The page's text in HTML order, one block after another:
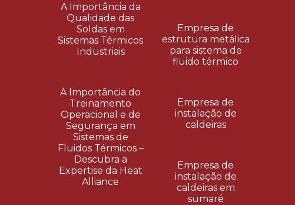
A Importância da
Qualidade das
Soldas em
Sistemas Térmicos
Industriais
A Importância do
Treinamento
Operacional e de
Segurança em
Sistemas de
Fluidos Térmicos –
Descubra a
Expertise da Heat
Alliance
Empresa de
estrutura metálica
para sistema de
fluido térmico
Empresa de
instalação de
caldeiras
Empresa de
instalação de
caldeiras em
sumaré